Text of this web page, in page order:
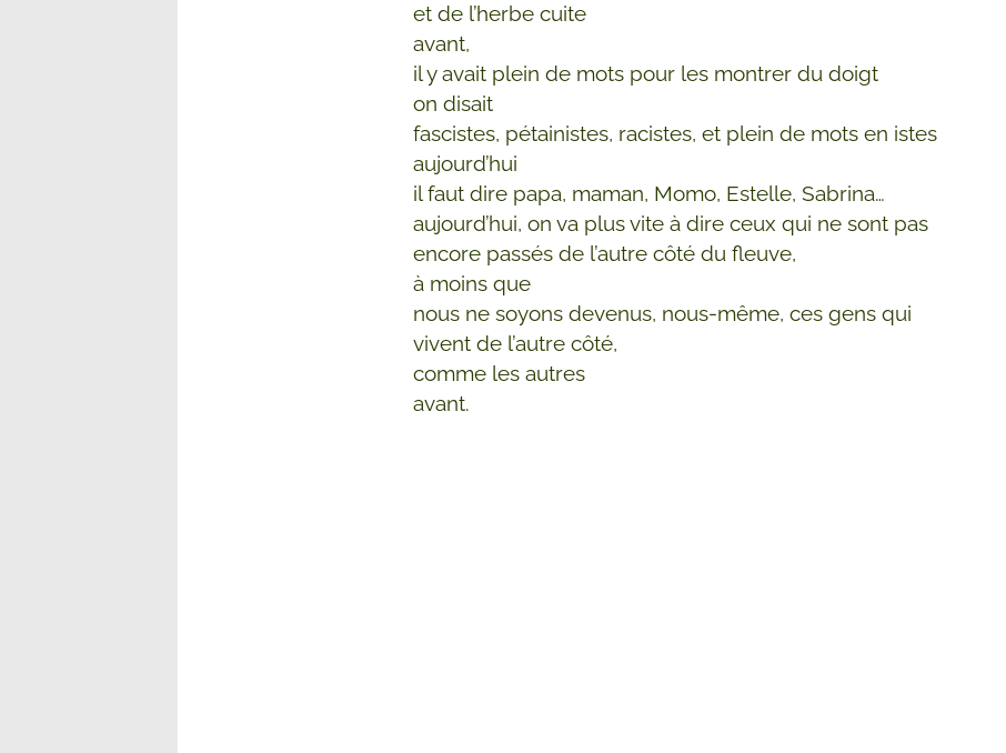
et de l’herbe cuite
avant,
il y avait plein de mots pour les montrer du doigt
on disait
fascistes, pétainistes, racistes, et plein de mots en istes
aujourd’hui
il faut dire papa, maman, Momo, Estelle, Sabrina…
aujourd’hui, on va plus vite à dire ceux qui ne sont pas
encore passés de l’autre côté du fleuve,
à moins que
nous ne soyons devenus, nous-même, ces gens qui
vivent de l’autre côté,
comme les autres
avant.